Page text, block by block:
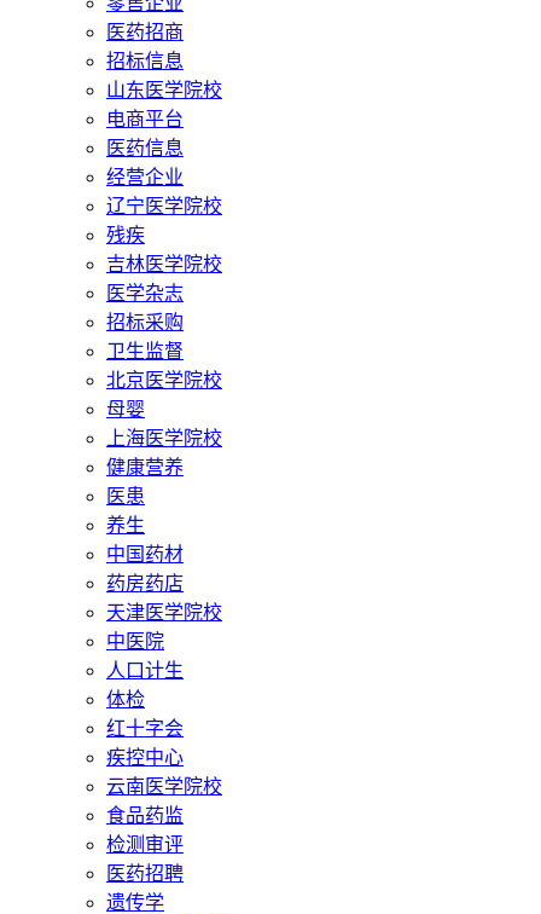
医药招商
招标信息
山东医学院校
电商平台
医药信息
经营企业
辽宁医学院校
残疾
吉林医学院校
医学杂志
招标采购
卫生监督
北京医学院校
母婴
上海医学院校
健康营养
医患
养生
中国药材
药房药店
天津医学院校
中医院
人口计生
体检
红十字会
疾控中心
云南医学院校
食品药监
检测审评
医药招聘
遗传学